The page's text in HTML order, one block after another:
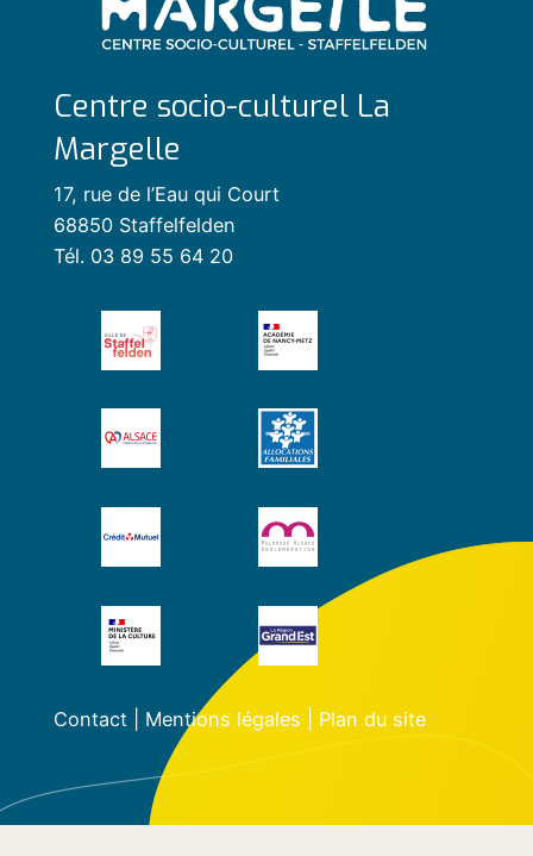
Centre socio-culturel La
Margelle
17, rue de l’Eau qui Court
68850 Staffelfelden
Tél. 03 89 55 64 20
Contact| Mentions légales Plan du site